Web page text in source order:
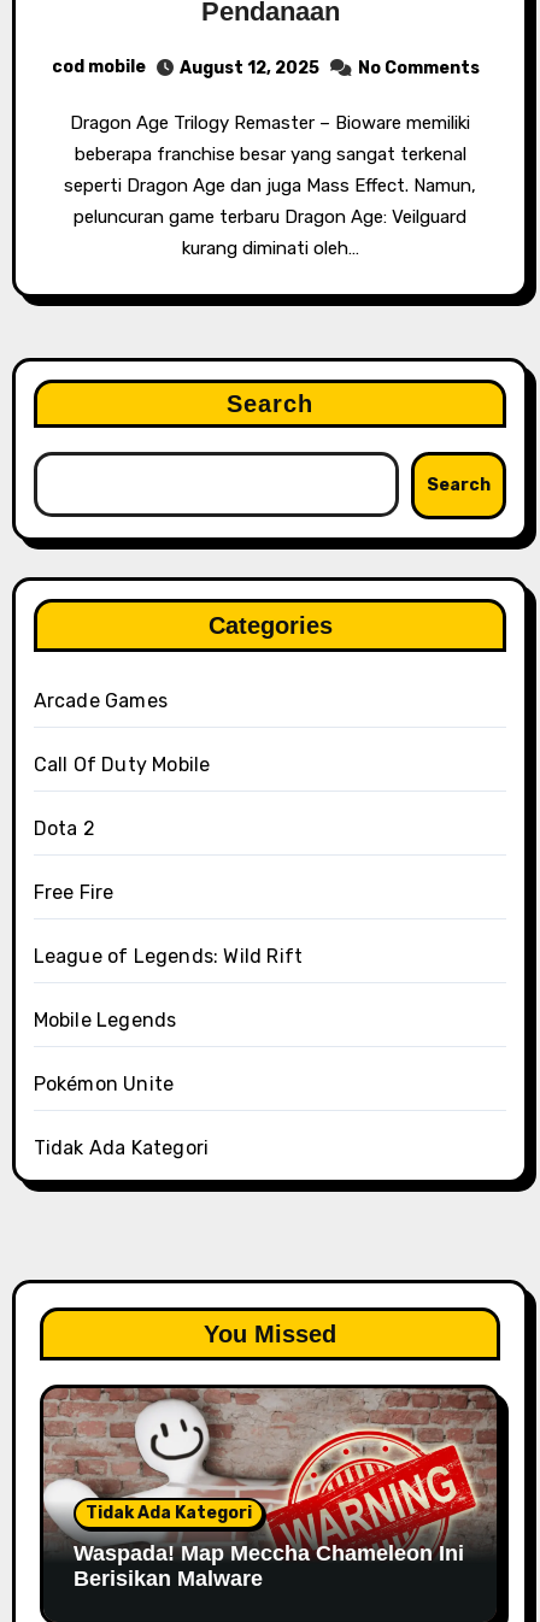
Pendanaan
cod mobile August 12, 2025 No Comments
Dragon Age Trilogy Remaster – Bioware memiliki
beberapa franchise besar yang sangat terkenal
seperti Dragon Age dan juga Mass Effect. Namun,
peluncuran game terbaru Dragon Age: Veilguard
kurang diminati oleh…
Search
Search
Categories
Arcade Games
Call Of Duty Mobile
Dota 2
Free Fire
League of Legends: Wild Rift
Mobile Legends
Pokémon Unite
Tidak Ada Kategori
You Missed
Tidak Ada Kategori
Waspada! Map Meccha Chameleon Ini
Berisikan Malware